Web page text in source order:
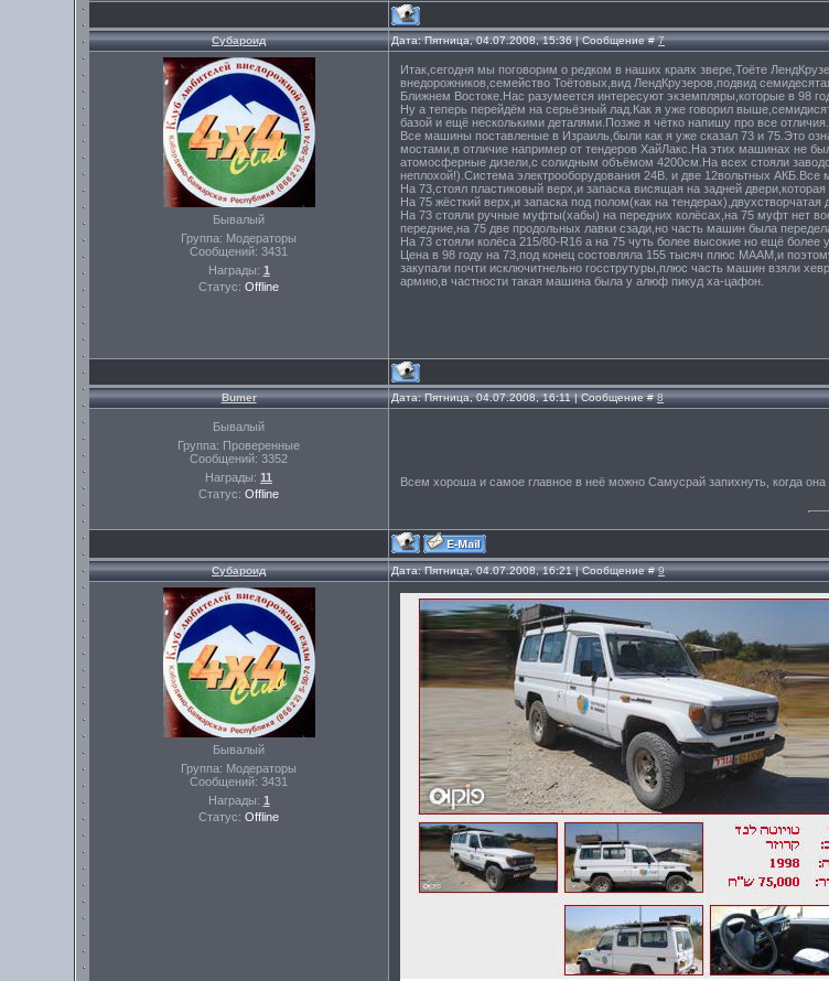
Субароид Дата: Пятница, 04.07.2008, 15:36 | Сообщение #7
Бывалый
Группа: Модераторы
Сообщений: 3431
Награды: 1
Статус: Offline
Итак,сегодня мы поговорим о редком в наших краях звере,Тоёте
внедорожников,семейство Тоётовых,вид ЛендКрузеров,подвид
Ближнем Востоке.Нас разумеется интересуют экземпляры,которые в 98
Ну а теперь перейдём на серьёзный лад.Как я уже говорил
базой и ещё несколькими деталями.Позже я чётко напишу про все
Все машины поставленые в Израиль,были как я уже сказал 73 и 75.Это
мостами,в отличие например от тендеров ХайЛакс.На этих машинах не
атомосферные дизели,с солидным объёмом 4200см.На всех стояли
неплохой!).Система электрооборудования 24В. и две 12вольтных
На 73,стоял пластиковый верх,и запаска висящая на задней
На 75 жёсткий верх,и запаска под полом(как на
На 73 стояли ручные муфты(хабы) на передних колёсах,на 75 муфт нет
передние,на 75 две продольных лавки сзади,но часть машин была
На 73 стояли колёса 215/80-R16 а на 75 чуть более высокие но ещё
Цена в 98 году на 73,под конец состовляла 155 тысяч плюс МААМ,и
закупали почти исключитнельно госструтуры,плюс часть машин взяли
армию,в частности такая машина была у алюф пикуд ха-цафон.
Bumer Дата: Пятница, 04.07.2008, 16:11 | Сообщение #8
Бывалый
Группа: Проверенные
Сообщений: 3352
Награды: 11
Статус: Offline
Всем хороша и самое главное в неё можно Самусрай запихнуть, когда
Субароид Дата: Пятница, 04.07.2008, 16:21 | Сообщение #9
Бывалый
Группа: Модераторы
Сообщений: 3431
Награды: 1
Статус: Offline